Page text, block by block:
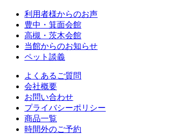
利用者様からのお声
豊中・箕面会館
高槻・茨木会館
当館からのお知らせ
ペット談義
よくあるご質問
会社概要
お問い合わせ
プライバシーポリシー
商品一覧
時間外のご予約